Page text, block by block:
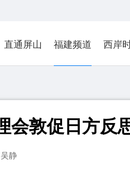
直通屏山 福建频道 西岸
会敦促日方反
静